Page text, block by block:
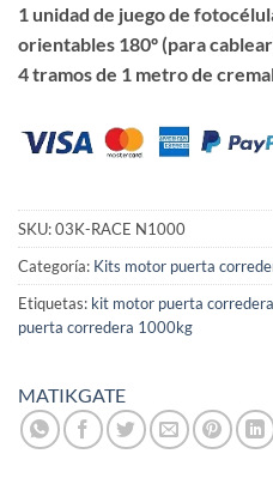
1 unidad de juego de
orientables 180º (para
4 tramos de 1 metro de
SKU:03K-RACE N1000
Categoría: Kits motor puerta
Etiquetas: kit motor puerta corredera
puerta corredera 1000kg
MATIKGATE